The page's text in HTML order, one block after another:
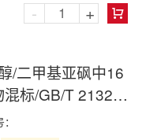

- +
/二甲基亚砜中16
标/GB/T 21324-
Mix in